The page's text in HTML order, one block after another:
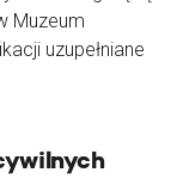
Muzeum
uzupełniane